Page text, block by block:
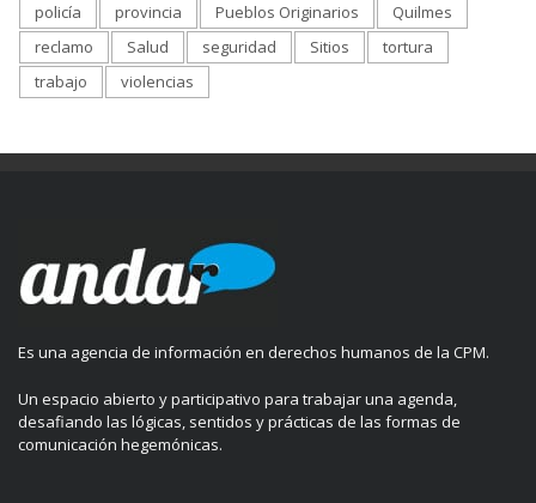
policía
provincia Pueblos Originarios
Quilmes
reclamo
Salud seguridad Sitios
tortura
trabajo
violencias
Es una agencia de información en derechos humanos de la CPM.
Un espacio abierto y participativo para trabajar una agenda,
desafiando las lógicas, sentidos y prácticas de las formas de
comunicación hegemónicas.